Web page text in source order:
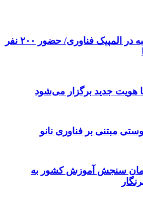
رقابت ۴۷۰۰ نخبه در المپیک فناوری/ حضور ۲۰۰ نفر
مبتنی بر فناوری نانو
سنجش آموزش کشور به